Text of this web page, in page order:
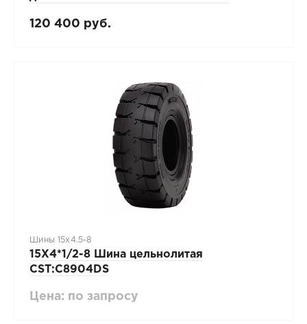
120 400 руб.
Шины 15x4.5-8
15X4*1/2-8 Шина цельнолитая
CST:C8904DS
Цена: по запросу